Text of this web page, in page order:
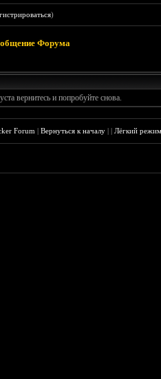
)
Форума
вернитесь и попробуйте снова.
Forum |Вернуться к началу ||Лёгкий